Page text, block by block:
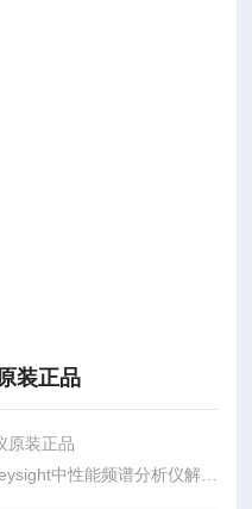
装正品
原装正品
中性能频谱分析仪解决